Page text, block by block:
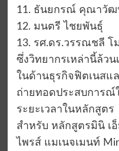
11. ธันยกรณ์ คุณาวัฒ
12. มนตรี ไชยพันธุ์
13. รศ.ดร.วรรณชลี โ
ซึ่งวิทยากรเหล่านี้ล้ว
ในด้านธุรกิจฟิตเนสแ
ถ่ายทอดประสบการณ์
ระยะเวลาในหลักสูตร
สำหรับ หลักสูตรมินิ เ
ไพรส์ แมเนจเมนท์